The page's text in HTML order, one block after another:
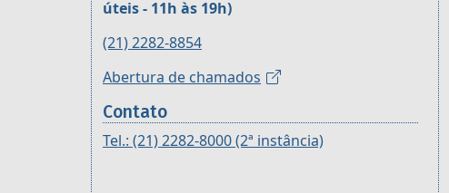
úteis - 11h às 19h)
(21) 2282-8854
Abertura de chamados
Contato
Tel.: (21) 2282-8000 (2ª instância)